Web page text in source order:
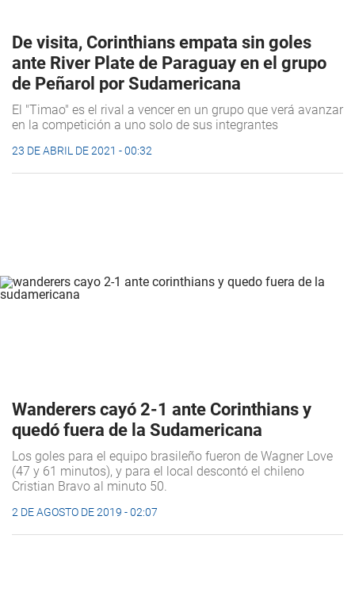
De visita, Corinthians empata sin goles
ante River Plate de Paraguay en el grupo
de Peñarol por Sudamericana
El "Timao" es el rival a vencer en un grupo que verá avanzar
en la competición a uno solo de sus integrantes
23 DE ABRIL DE 2021 - 00:32
Wanderers cayó 2-1 ante Corinthians y
quedó fuera de la Sudamericana
Los goles para el equipo brasileño fueron de Wagner Love
(47 y 61 minutos), y para el local descontó el chileno
Cristian Bravo al minuto 50.
2 DE AGOSTO DE 2019 - 02:07